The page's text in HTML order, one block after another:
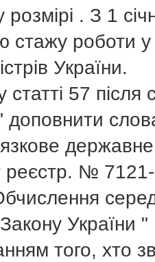
. З 1
стажу роботи у
України.
57
доповнити
реєстр. № 7121-
Закону
того, хто